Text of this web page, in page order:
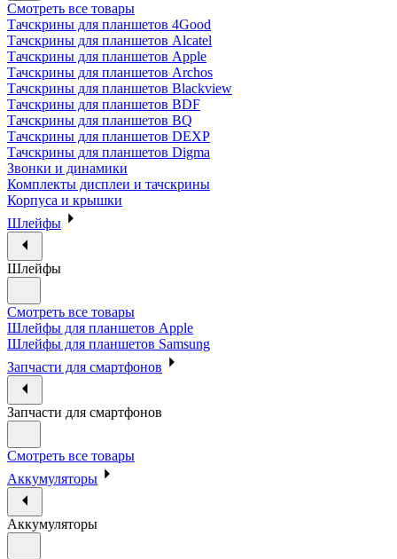
Смотреть все товары
Тачскрины для планшетов 4Good
Тачскрины для планшетов Alcatel
Тачскрины для планшетов Apple
Тачскрины для планшетов Archos
Тачскрины для планшетов Blackview
Тачскрины для планшетов BDF
Тачскрины для планшетов BQ
Тачскрины для планшетов DEXP
Тачскрины для планшетов Digma
Звонки и динамики
Комплекты дисплеи и тачскрины
Корпуса и крышки
Шлейфы
Шлейфы
Смотреть все товары
Шлейфы для планшетов Apple
Шлейфы для планшетов Samsung
Запчасти для смартфонов
Запчасти для смартфонов
Смотреть все товары
Аккумуляторы
Аккумуляторы